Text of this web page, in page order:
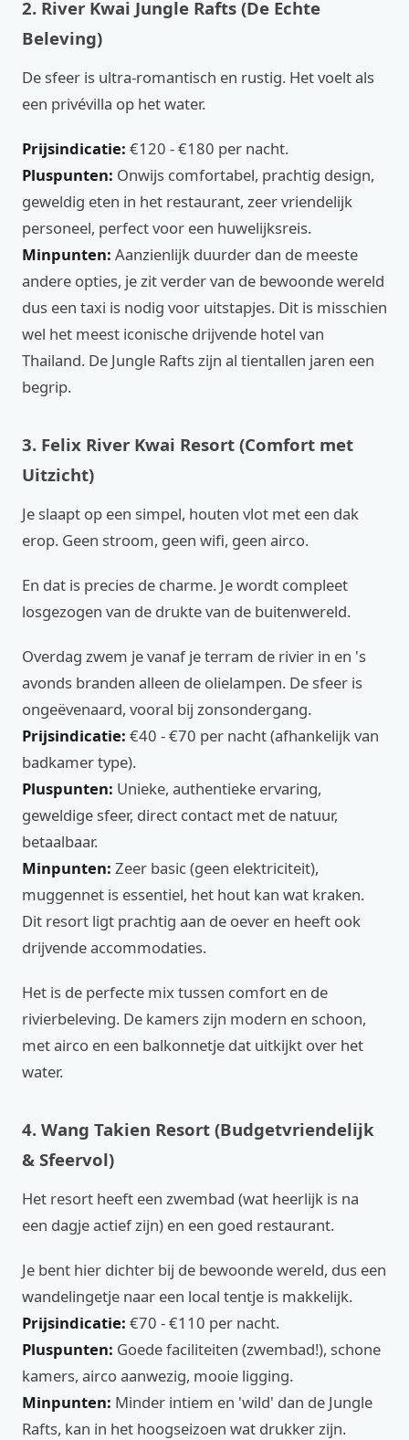
2. River Kwai Jungle Rafts (De Echte
Beleving)
De sfeer is ultra-romantisch en rustig. Het voelt als
een privévilla op het water.
Prijsindicatie: €120 - €180 per nacht.
Pluspunten: Onwijs comfortabel, prachtig design,
geweldig eten in het restaurant, zeer vriendelijk
personeel, perfect voor een huwelijksreis.
Minpunten: Aanzienlijk duurder dan de meeste
andere opties, je zit verder van de bewoonde wereld
dus een taxi is nodig voor uitstapjes. Dit is misschien
wel het meest iconische drijvende hotel van
Thailand. De Jungle Rafts zijn al tientallen jaren een
begrip.
3. Felix River Kwai Resort (Comfort met
Uitzicht)
Je slaapt op een simpel, houten vlot met een dak
erop. Geen stroom, geen wifi, geen airco.
En dat is precies de charme. Je wordt compleet
losgezogen van de drukte van de buitenwereld.
Overdag zwem je vanaf je terram de rivier in en 's
avonds branden alleen de olielampen. De sfeer is
ongeëvenaard, vooral bij zonsondergang.
Prijsindicatie: €40 - €70 per nacht (afhankelijk van
badkamer type).
Pluspunten: Unieke, authentieke ervaring,
geweldige sfeer, direct contact met de natuur,
betaalbaar.
Minpunten: Zeer basic (geen elektriciteit),
muggennet is essentiel, het hout kan wat kraken.
Dit resort ligt prachtig aan de oever en heeft ook
drijvende accommodaties.
Het is de perfecte mix tussen comfort en de
rivierbeleving. De kamers zijn modern en schoon,
met airco en een balkonnetje dat uitkijkt over het
water.
4. Wang Takien Resort (Budgetvriendelijk
& Sfeervol)
Het resort heeft een zwembad (wat heerlijk is na
een dagje actief zijn) en een goed restaurant.
Je bent hier dichter bij de bewoonde wereld, dus een
wandelingetje naar een local tentje is makkelijk.
Prijsindicatie: €70 - €110 per nacht.
Pluspunten: Goede faciliteiten (zwembad!), schone
kamers, airco aanwezig, mooie ligging.
Minpunten: Minder intiem en 'wild' dan de Jungle
Rafts, kan in het hoogseizoen wat drukker zijn.